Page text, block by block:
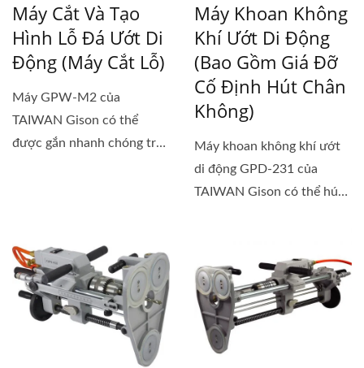
Máy Cắt Và Tạo
Hình Lỗ Đá Ướt Di
Động (Máy Cắt Lỗ)
Máy GPW-M2 của
TAIWAN Gison có thể
được gắn nhanh chóng trên
Máy Khoan Không
Khí Ướt Di Động
(bao Gồm Giá Đỡ
Cố Định Hút Chân
Không)
Máy khoan không khí ướt
di động GPD-231 của
TAIWAN Gison có thể hút